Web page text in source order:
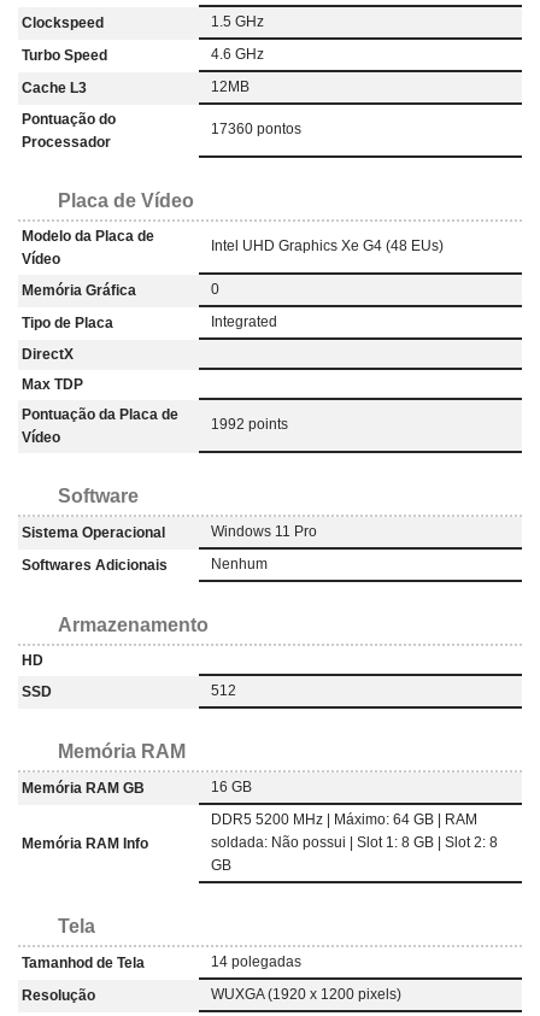
Clockspeed
1.5 GHz
Turbo Speed
4.6 GHz
Cache L3
12MB
Pontuação do
Processador
17360 pontos
Placa de Vídeo
Modelo da Placa de
Vídeo
Intel UHD Graphics Xe G4 (48 EUs)
Memória Gráfica
0
Tipo de Placa
Integrated
DirectX
Max TDP
Pontuação da Placa de
Vídeo
1992 points
Software
Sistema Operacional
Windows 11 Pro
Softwares Adicionais
Nenhum
Armazenamento
HD
SSD
512
Memória RAM
Memória RAM GB 16 GB
Memória RAM Info
DDR5 5200 MHz | Máximo: 64 GB | RAM
soldada: Não possui | Slot 1: 8 GB | Slot 2: 8
GB
Tela
Tamanhod de Tela
14 polegadas
Resolução
WUXGA (1920 x 1200 pixels)